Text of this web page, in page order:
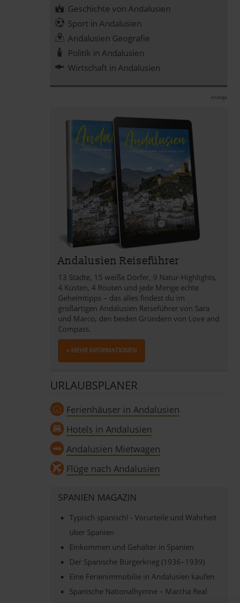
Geschichte von Andalusien
Sport in Andalusien
Andalusien Geografie
Politik in Andalusien
Wirtschaft in Andalusien
Anzeige
Andalusien Reiseführer
13 Städte, 15 weiße Dörfer, 9 Natur-Highlights,
4 Küsten, 4 Routen und jede Menge echte
Geheimtipps – das alles findest du im
großartigen Andalusien Reiseführer von Sara
und Marco, den beiden Gründern von Love and
Compass.
» MEHR INFORMATIONEN
URLAUBSPLANER
Ferienhäuser in Andalusien
Hotels in Andalusien
Andalusien Mietwagen
Flüge nach Andalusien
SPANIEN MAGAZIN
Typisch spanisch! - Vorurteile und Wahrheit
über Spanien
Einkommen und Gehälter in Spanien
Der Spanische Bürgerkrieg (1936–1939)
Eine Ferienimmobilie in Andalusien kaufen
Spanische Nationalhymne – Marcha Real